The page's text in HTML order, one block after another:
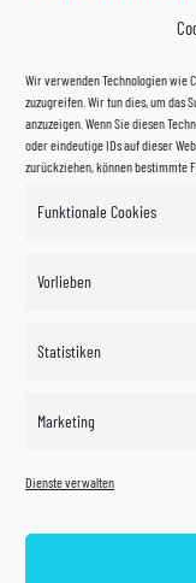
Wir verwenden Technologien wie
zuzugreifen. Wir tun dies, um das
anzuzeigen. Wenn Sie diesen
oder eindeutige IDs auf dieser
zurückziehen, können bestimmte
Funktionale Cookies
Vorlieben
Statistiken
Marketing
Dienste verwalten
©